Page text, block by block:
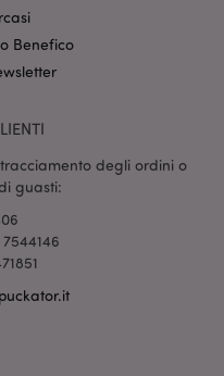
Benefico
degli ordini o
guasti:
Adobe Inc.